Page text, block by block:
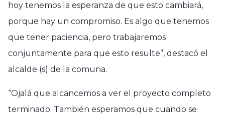
hoy tenemos la esperanza de que esto cambiará,
porque hay un compromiso. Es algo que tenemos
que tener paciencia, pero trabajaremos
conjuntamente para que esto resulte”, destacó el
alcalde (s) de la comuna.
“Ojalá que alcancemos a ver el proyecto completo
terminado. También esperamos que cuando se